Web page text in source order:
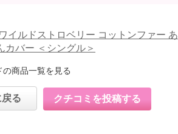
イルドストロベリー コットンファー あ
カバー ＜シングル＞
の商品一覧を見る
る クチコミを投稿する